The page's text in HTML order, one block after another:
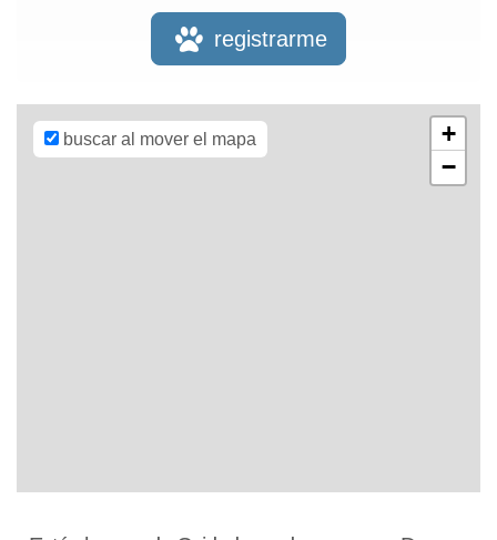
registrarme
buscar al mover el mapa
+
−
OpenStreetMap
CC-BY-SA